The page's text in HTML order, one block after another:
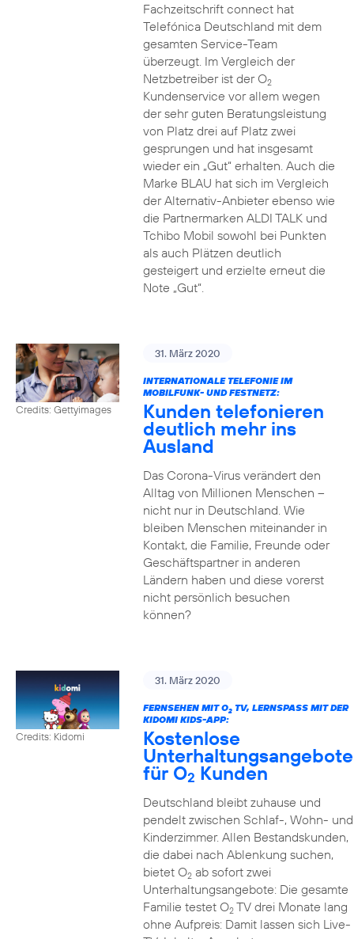
Fachzeitschrift connect hat
Telefónica Deutschland mit dem
gesamten Service-Team
überzeugt. Im Vergleich der
Netzbetreiber ist der O2
Kundenservice vor allem wegen
der sehr guten Beratungsleistung
von Platz drei auf Platz zwei
gesprungen und hat insgesamt
wieder ein „Gut“ erhalten. Auch die
Marke BLAU hat sich im Vergleich
der Alternativ-Anbieter ebenso wie
die Partnermarken ALDI TALK und
Tchibo Mobil sowohl bei Punkten
als auch Plätzen deutlich
gesteigert und erzielte erneut die
Note „Gut“.
Credits: Gettyimages
31. März 2020
INTERNATIONALE TELEFONIE IM
MOBILFUNK- UND FESTNETZ:
Kunden telefonieren
deutlich mehr ins
Ausland
Das Corona-Virus verändert den
Alltag von Millionen Menschen –
nicht nur in Deutschland. Wie
bleiben Menschen miteinander in
Kontakt, die Familie, Freunde oder
Geschäftspartner in anderen
Ländern haben und diese vorerst
nicht persönlich besuchen
können?
Credits: Kidomi
31. März 2020
FERNSEHEN MIT O2TV, LERNSPASS MIT DER K
IDOMI KIDS-APP:
Kostenlose
Unterhaltungsangebote
für O2 Kunden
Deutschland bleibt zuhause und
pendelt zwischen Schlaf-, Wohn- und
Kinderzimmer. Allen Bestandskunden,
die dabei nach Ablenkung suchen,
bietet O2ab sofort zwei
Unterhaltungsangebote: Die gesamte
Familie testet O2TV drei Monate lang
ohne Aufpreis: Damit lassen sich Live-